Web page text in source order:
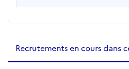
Recrutements en cours dans